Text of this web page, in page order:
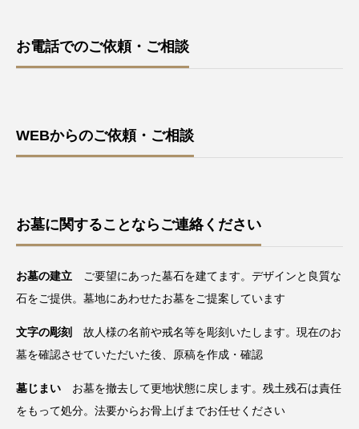
お電話でのご依頼・ご相談
WEBからのご依頼・ご相談
お墓に関することならご連絡ください
お墓の建立 ご要望にあった墓石を建てます。デザインと良質な
石をご提供。墓地にあわせたお墓をご提案しています
文字の彫刻
故人様の名前や戒名等を彫刻いたします。現在のお
墓を確認させていただいた後、原稿を作成・確認
墓じまい お墓を撤去して更地状態に戻します。残土残石は責任
をもって処分。法要からお骨上げまでお任せください